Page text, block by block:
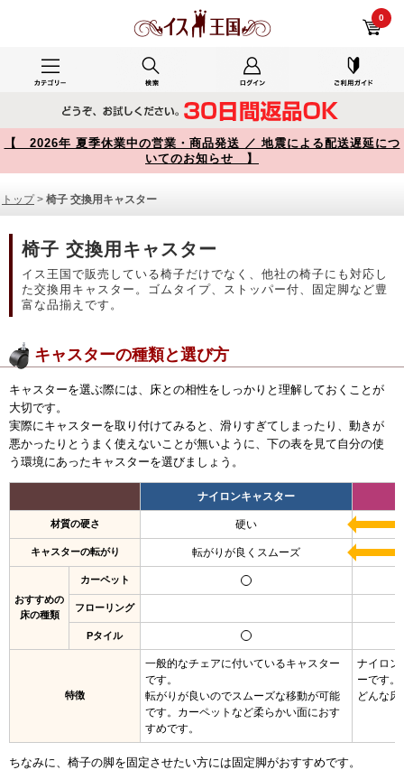
0
【 2026年 夏季休業中の営業・商品発送 ／ 地震による配送遅延につ
いてのお知らせ 】
トップ> 椅子 交換用キャスター
椅子 交換用キャスター
イス王国で販売している椅子だけでなく、他社の椅子にも対応し
た交換用キャスター。ゴムタイプ、ストッパー付、固定脚など豊
富な品揃えです。
キャスターの種類と選び方
キャスターを選ぶ際には、床との相性をしっかりと理解しておくことが
大切です。
実際にキャスターを取り付けてみると、滑りすぎてしまったり、動きが
悪かったりとうまく使えないことが無いように、 下の表を見て自分の使
う環境にあったキャスターを選びましょう。
ナイロンキャスター
材質の硬さ 硬い
キャスターの転がり 転がりが良くスムーズ
おすすめの
床の種類
カーペット
フローリング
Pタイル
特徴
一般的なチェアに付いているキャスター
です。
転がりが良いのでスムーズな移動が可能
です。カーペットなど柔らかい面におす
すめです。
ナイロン
ーです。
どんな
ちなみに、椅子の脚を固定させたい方には固定脚がおすすめです。